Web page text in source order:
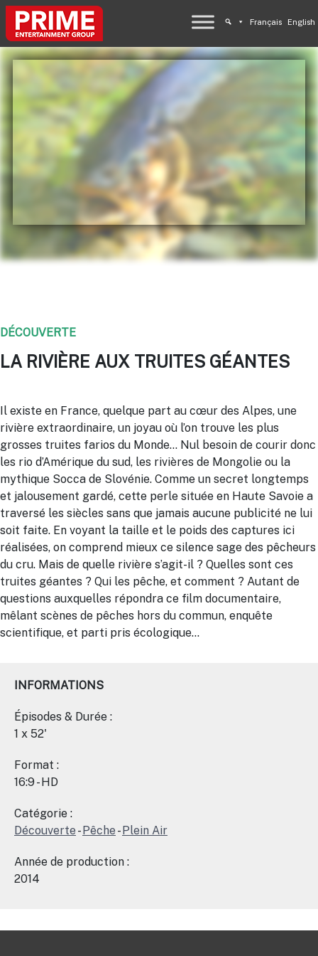
Français English
DÉCOUVERTE
LA RIVIÈRE AUX TRUITES GÉANTES
Il existe en France, quelque part au cœur des Alpes, une
rivière extraordinaire, un joyau où l’on trouve les plus
grosses truites farios du Monde… Nul besoin de courir donc
les rio d’Amérique du sud, les rivières de Mongolie ou la
mythique Socca de Slovénie. Comme un secret longtemps
et jalousement gardé, cette perle située en Haute Savoie a
traversé les siècles sans que jamais aucune publicité ne lui
soit faite. En voyant la taille et le poids des captures ici
réalisées, on comprend mieux ce silence sage des pêcheurs
du cru. Mais de quelle rivière s’agit-il ? Quelles sont ces
truites géantes ? Qui les pêche, et comment ? Autant de
questions auxquelles répondra ce film documentaire,
mêlant scènes de pêches hors du commun, enquête
scientifique, et parti pris écologique…
INFORMATIONS
Épisodes & Durée :
1 x 52'
Format :
16:9 - HD
Catégorie :
Découverte -Pêche -Plein Air
Année de production :
2014